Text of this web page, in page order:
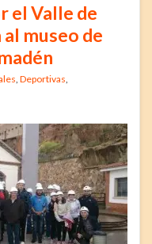
el Valle de
museo de
Deportivas